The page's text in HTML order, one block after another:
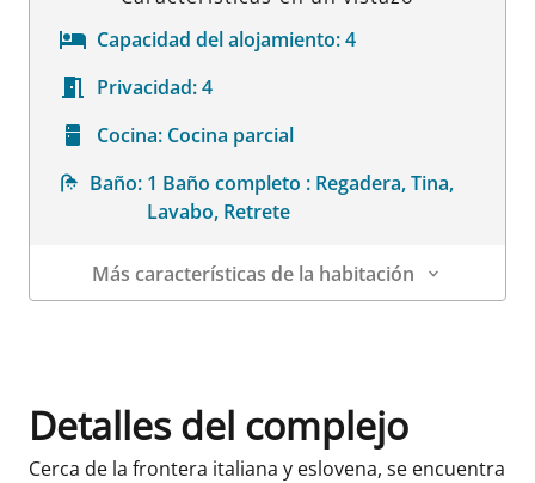
Capacidad del alojamiento:4
Privacidad:4
Cocina: Cocina parcial
Baño: 1 Baño completo : Regadera, Tina,
Lavabo, Retrete
Más características de la habitación
Detalles del complejo
Cerca de la frontera italiana y eslovena, se encuentra